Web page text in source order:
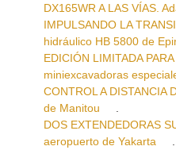
DX165WR A LAS VÍAS.
IMPULSANDO LA
hidráulico HB 5800 de
EDICIÓN LIMITADA
miniexcavadoras
CONTROL A DISTANCIA
de Manitou
DOS EXTENDEDORAS
aeropuerto de Yakarta